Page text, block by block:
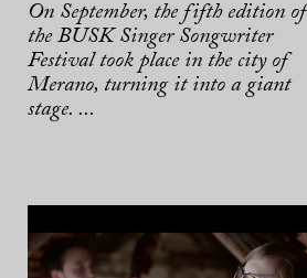
On September, the fifth edition of
the BUSK Singer Songwriter
Festival took place in the city of
Merano, turning it into a giant
stage. ...